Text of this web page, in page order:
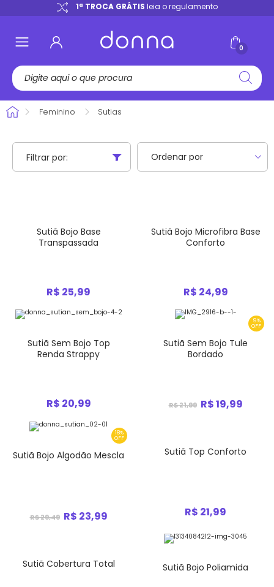
1ª TROCA GRÁTIS leia o regulamento
0
Feminino Sutias
Filtrar por:
Sutiã Bojo Base
Transpassada
R$ 25,99
Sutiã Bojo Microfibra Base
Conforto
R$ 24,99
Sutiã Sem Bojo Top
Renda Strappy
R$ 20,99
9%
OFF
Sutiã Sem Bojo Tule
Bordado
R$ 21,99 R$ 19,99
18%
OFF
Sutiã Bojo Algodão Mescla
R$ 29,49 R$ 23,99
Sutiã Top Conforto
R$ 21,99
Sutiã Cobertura Total Sutiã Bojo Poliamida